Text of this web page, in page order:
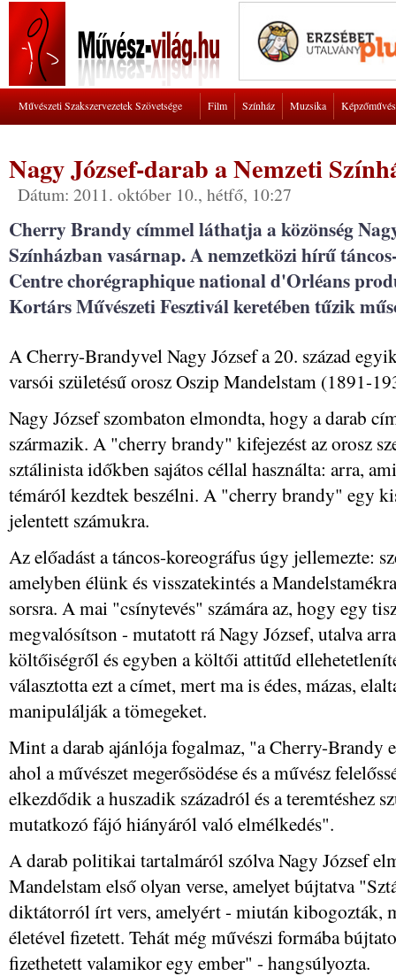
Művészeti Szakszervezetek Szövetsége Film Színház Muzsika
Nagy József-darab a Nemzeti
Dátum: 2011. október 10., hétfő, 10:27
Cherry Brandy címmel láthatja a közönség
Színházban vasárnap. A nemzetközi hírű
Centre chorégraphique national d'Orléans
Kortárs Művészeti Fesztivál keretében tűzik
A Cherry-Brandyvel Nagy József a 20. század
varsói születésű orosz Oszip Mandelstam (1891-
Nagy József szombaton elmondta, hogy a darab
származik. A "cherry brandy" kifejezést az orosz
sztálinista időkben sajátos céllal használta: arra,
témáról kezdtek beszélni. A "cherry brandy" egy
jelentett számukra.
Az előadást a táncos-koreográfus úgy jellemezte:
amelyben élünk és visszatekintés a
sorsra. A mai "csínytevés" számára az, hogy egy
megvalósítson - mutatott rá Nagy József, utalva
költőiségről és egyben a költői attitűd
választotta ezt a címet, mert ma is édes, mázas,
manipulálják a tömegeket.
Mint a darab ajánlója fogalmaz, "a Cherry-
ahol a művészet megerősödése és a művész
elkezdődik a huszadik századról és a teremtéshez
mutatkozó fájó hiányáról való elmélkedés".
A darab politikai tartalmáról szólva Nagy József
Mandelstam első olyan verse, amelyet bújtatva
diktátorról írt vers, amelyért - miután kibogozták,
életével fizetett. Tehát még művészi formába
fizethetett valamikor egy ember" - hangsúlyozta.